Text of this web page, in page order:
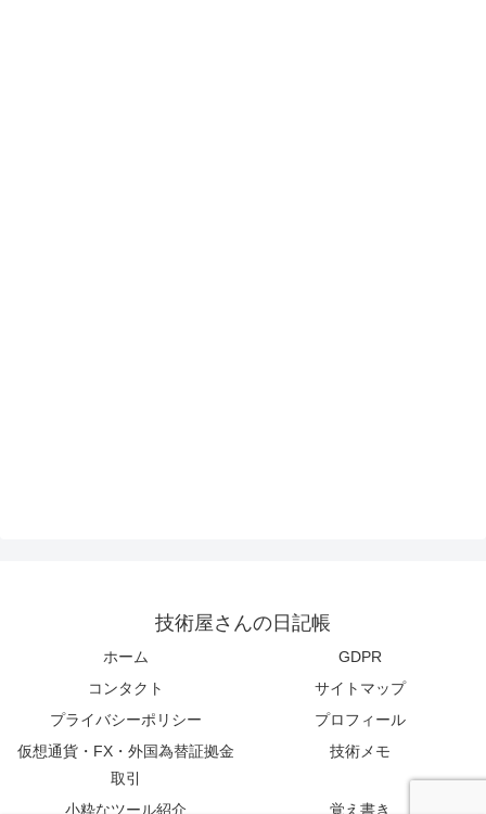
技術屋さんの日記帳
ホーム
GDPR
コンタクト
サイトマップ
プライバシーポリシー
プロフィール
仮想通貨・FX・外国為替証拠金
取引
技術メモ
小粋なツール紹介 覚え書き